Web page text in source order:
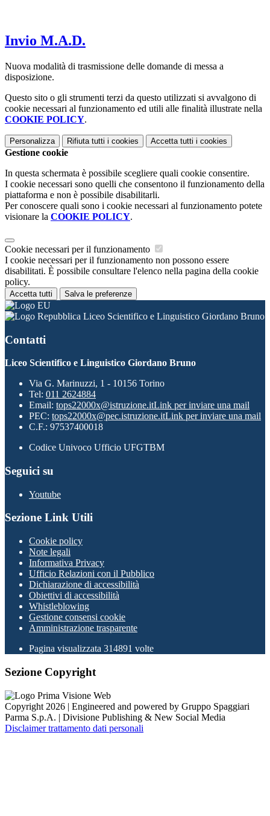
Invio M.A.D.
Nuova modalità di trasmissione delle domande di messa a
disposizione.
Questo sito o gli strumenti terzi da questo utilizzati si avvalgono di
cookie necessari al funzionamento ed utili alle finalità illustrate nella
COOKIE POLICY.
Personalizza Rifiuta tutti i cookies Accetta tutti i cookies
Gestione cookie
In questa schermata è possibile scegliere quali cookie consentire.
I cookie necessari sono quelli che consentono il funzionamento della
piattaforma e non è possibile disabilitarli.
Per conoscere quali sono i cookie necessari al funzionamento potete
visionare la COOKIE POLICY.
Cookie necessari per il funzionamento
I cookie necessari per il funzionamento non possono essere
disabilitati. È possibile consultare l'elenco nella pagina della cookie
policy.
Accetta tutti Salva le preferenze
Liceo Scientifico e Linguistico Giordano Bruno
Contatti
Liceo Scientifico e Linguistico Giordano Bruno
Via G. Marinuzzi, 1 - 10156 Torino
Tel: 011 2624884
Email: tops22000x@istruzione.itLink per inviare una mail
PEC: tops22000x@pec.istruzione.itLink per inviare una mail
C.F.: 97537400018
Codice Univoco Ufficio UFGTBM
Seguici su
Youtube
Sezione Link Utili
Cookie policy
Note legali
Informativa Privacy
Ufficio Relazioni con il Pubblico
Dichiarazione di accessibilità
Obiettivi di accessibilità
Whistleblowing
Gestione consensi cookie
Amministrazione trasparente
Pagina visualizzata 314891 volte
Sezione Copyright
Copyright 2026 | Engineered and powered by Gruppo Spaggiari
Parma S.p.A. | Divisione Publishing & New Social Media
Disclaimer trattamento dati personali